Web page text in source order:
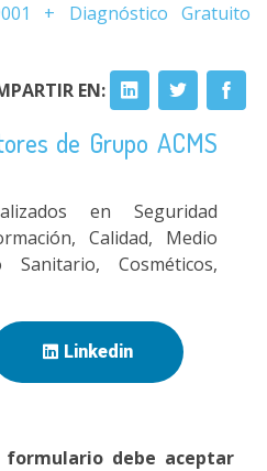
+ Diagnóstico Gratuito
EN:
de Grupo ACMS
en Seguridad
Calidad, Medio
Sanitario, Cosméticos,
Linkedin
debe aceptar